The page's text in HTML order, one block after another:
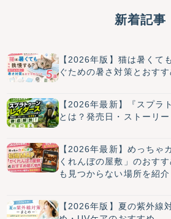
新着記事
【2026年版】猫は暑くて
ぐための暑さ対策とおす
【2026年最新】『スプラ
とは？発売日・ストーリ
【2026年最新】めっちゃ
くれんぼの屋敷」のおす
も見つからない場所を紹介
【2026年版】夏の紫外線